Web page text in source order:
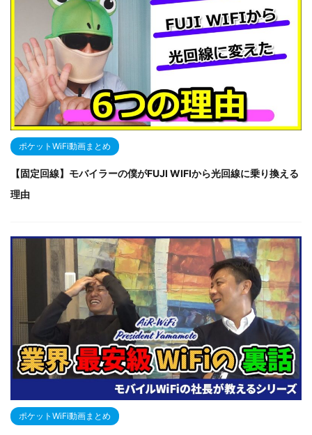
ポケットWiFi動画まとめ
【固定回線】モバイラーの僕がFUJI WIFIから光回線に乗り換える
理由
ポケットWiFi動画まとめ